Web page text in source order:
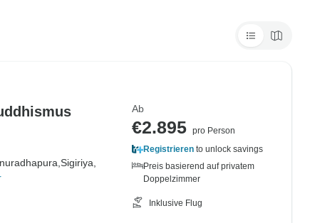
Sigiriya,
Ab
€2.895 pro Person
Registrieren to unlock savings
Preis basierend auf privatem
Doppelzimmer
Inklusive Flug